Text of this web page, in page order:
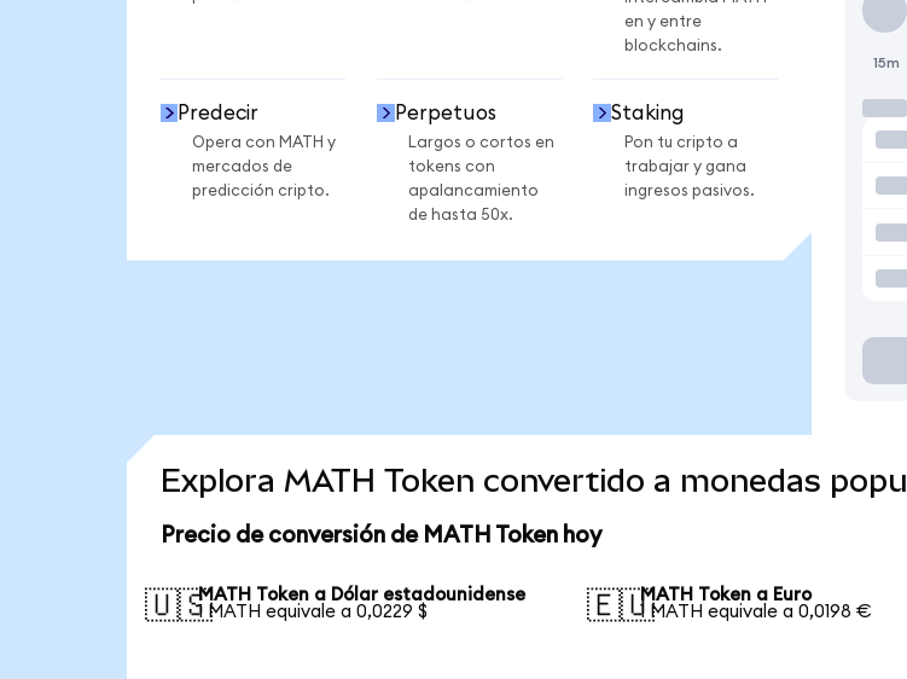
en y entre
blockchains.
Predecir
Opera con MATH y
mercados de
predicción cripto.
Perpetuos
Largos o cortos en
tokens con
apalancamiento
de hasta 50x.
Staking
Pon tu cripto a
trabajar y gana
ingresos pasivos.
15m
Explora MATH Token convertido a monedas
Precio de conversión de MATH Token hoy
🇺🇸MATH Token a Dólar estadounidense
1 MATH equivale a 0,0229 $
🇪🇺MATH Token a Euro
1 MATH equivale a 0,0198 €